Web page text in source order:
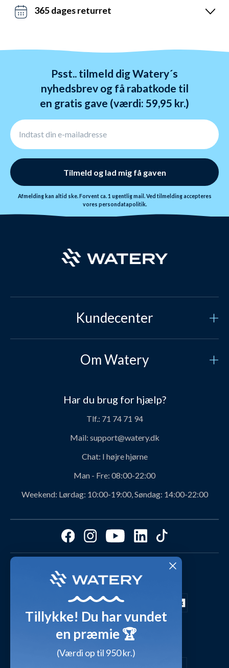
dage - også i weekenden. Vi sender med DAO, Bring
365 dages returret
behandles indenfor 24 timer.
Psst.. tilmeld dig Watery´s
nyhedsbrev og få rabatkode til
en gratis gave (værdi: 59,95 kr.)
Tilmeld og lad mig få gaven
Afmelding kan altid ske. Forvent ca. 1 ugentlig mail. Ved tilmelding accepteres
vores persondatapolitik.
Kundecenter
Kontakt os
Retur og ombytning
Rabatkoder
Produktanbefalinger fra Watery
Størrelsesguides
Cookies & præferencer
Video studio
Shop outfits fra kunder
Inspirationsunivers
Giv et gavekort
Om Watery
Om Watery produkter
Personerne bag Watery
Svømmeklub-aftaler
Affiliate program
Fordele hos Watery
Kundeanmeldelser
FAQ - Mest stillede spørgsmål
Presse
Waterylife - Guides fra eksperter (Blog)
Har du brug for hjælp?
Tlf.: 71 74 71 94
Mail: support@watery.dk
Chat: I højre hjørne
Man - Fre: 08:00-22:00
Weekend: Lørdag: 10:00-19:00, Søndag: 14:00-22:00
Dag-til-dag levering med
Sikker betaling med
Tillykke! Du har vundet
en præmie 🏆
(Værdi op til 950 kr.)